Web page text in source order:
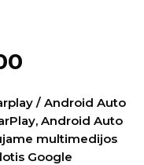
/ Android Auto
Android Auto
multimedijos
Google